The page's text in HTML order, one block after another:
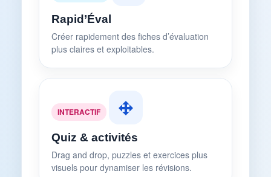
Rapid’Éval
Créer rapidement des fiches d’évaluation
plus claires et exploitables.
INTERACTIF
Quiz & activités
Drag and drop, puzzles et exercices plus
visuels pour dynamiser les révisions.